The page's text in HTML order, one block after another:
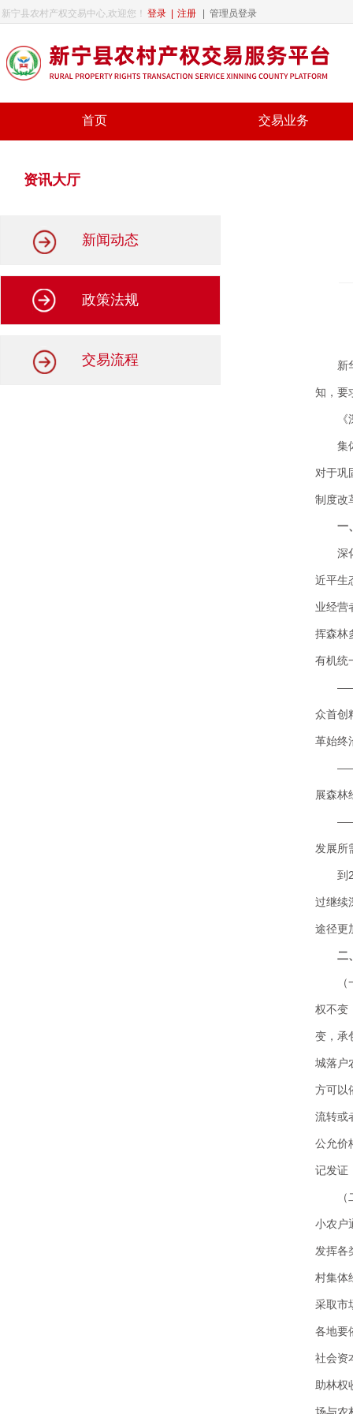
新宁县农村产权交易中心,欢迎您！ 登录 注册 管理员登录
首页 交易业务
资讯大厅
新闻动态
政策法规
交易流程 新
知，要
集
对于巩
制度改
一
深
近平生
业经营
挥森林
有机统
——
众首创
革始终
——
展森林
——
发展所
到
过继续
途径更
二
权不变
变，承
城落户
方可以
流转或
公允价
记发证
小农户
发挥各
村集体
采取市
各地要
社会资
助林权